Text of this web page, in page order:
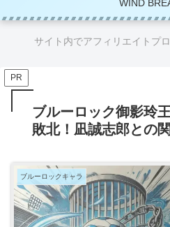
WIND
サイト内でアフィリエイトプ
PR
ブルーロック御影玲
敗北！凪誠志郎との
ブルーロックキャラ